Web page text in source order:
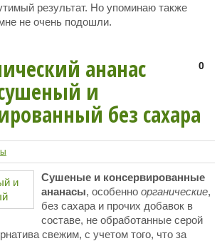
результат. Но упоминаю также
не очень подошли.
0
ананас
и
без сахара
Сушеные и консервированные
ананасы, особенно органические,
без сахара и прочих добавок в
составе, не обработанные серой
свежим, с учетом того, что за